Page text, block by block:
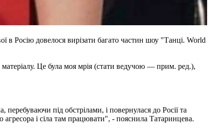
в Росію довелося вирізати багато частин шоу "Танці. World
Це була моя мрія (стати ведучою — прим. ред.),
під обстрілами, і повернулася до Росії та
і сіла там працювати", - пояснила Татаринцева.